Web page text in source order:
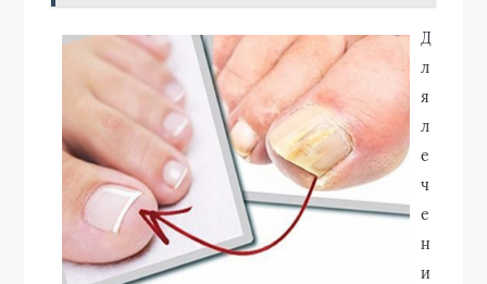
Д
л
я
л
е
ч
е
н
и